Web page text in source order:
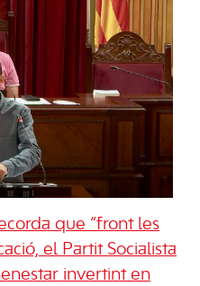
que “front les
el Partit Socialista
invertint en